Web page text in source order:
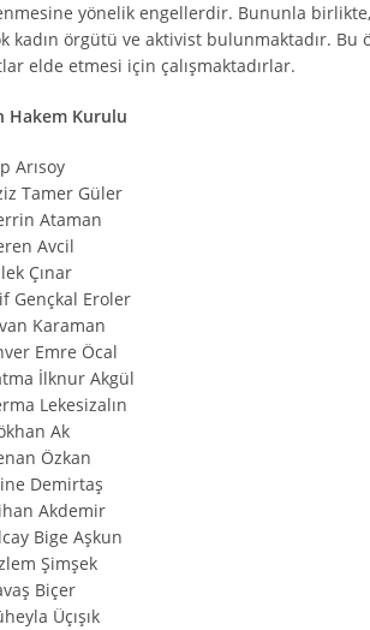
yönelik engellerdir. Bununla
kadın örgütü ve aktivist bulunmaktadır. Bu
elde etmesi için çalışmaktadırlar.
Hakem Kurulu
Arısoy
Tamer Güler
Ataman
Avcil
Çınar
Gençkal Eroler
Karaman
Emre Öcal
İlknur Akgül
Lekesizalın
Ak
Özkan
Demirtaş
Akdemir
Bige Aşkun
Şimşek
Biçer
Üçışık